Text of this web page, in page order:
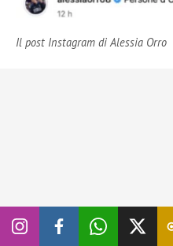
Il post Instagram di Alessia Orro